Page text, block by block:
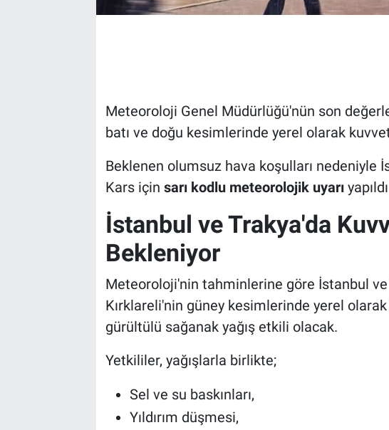
Meteoroloji Genel Müdürlüğü'nün son
batı ve doğu kesimlerinde yerel olarak
Beklenen olumsuz hava koşulları nedeniyle
Kars için sarı kodlu meteorolojik uyarı
İstanbul ve Trakya'da
Bekleniyor
Meteoroloji'nin tahminlerine göre İstanbul
Kırklareli'nin güney kesimlerinde yerel
gürültülü sağanak yağış etkili olacak.
Yetkililer, yağışlarla birlikte;
Sel ve su baskınları,
Yıldırım düşmesi,